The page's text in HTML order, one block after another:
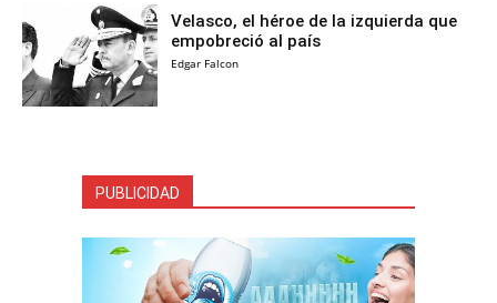
Velasco, el héroe de la izquierda que
empobreció al país
Edgar Falcon
PUBLICIDAD